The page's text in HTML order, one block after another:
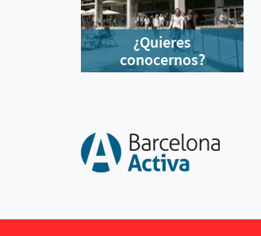
¿Quieres
conocernos?